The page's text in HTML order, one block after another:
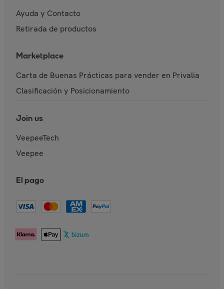
Ayuda y Contacto
Retirada de productos
Marketplace
Carta de Buenas Prácticas para vender en Privalia
Clasificación y Posicionamiento
Join us
VeepeeTech
Veepee
El pago